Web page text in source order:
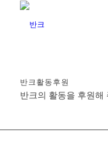
반크활동후원
반크의 활동을 후원해